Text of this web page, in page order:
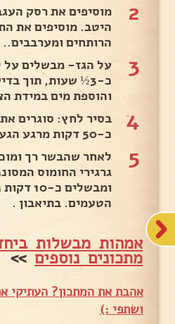
2
מוסיפים את רסק
היטב. מוסיפים את
הרותחים ומערבבים..
3
על הגז- מבשלים על
כ-3½ שעות, תוך
והוספת מים במידת
4
בסיר לחץ: סוגרים
כ-50 דקות מרגע הגעת הסיר ללחץ..
5
לאחר שהבשר רך
גרגירי החומוס
ומבשלים
הטעמים. בתיאבון .
אמהות מבשלות
מתכונים נוספים>>
אהבת את המתכון? העתיקי
ושתפי :)